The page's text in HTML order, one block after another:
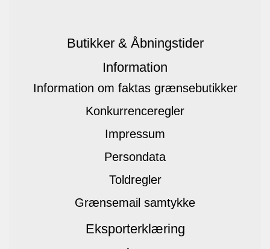
Butikker & Åbningstider
Information
Information om faktas grænsebutikker
Konkurrenceregler
Impressum
Persondata
Toldregler
Grænsemail samtykke
Eksporterklæring